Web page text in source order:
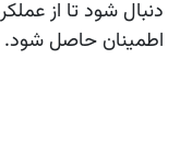
دنبال شود تا از
اطمینان حاصل شود.